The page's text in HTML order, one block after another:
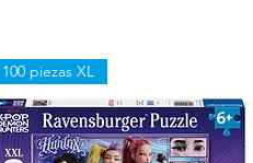
100 piezas XL